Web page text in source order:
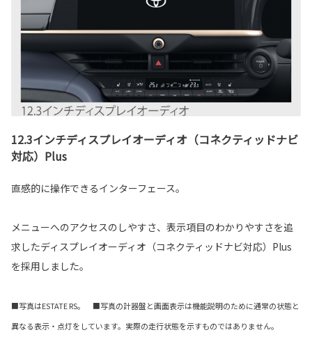
12.3インチディスプレイオーディオ（コネクティッドナビ
対応）Plus
直感的に操作できるインターフェース。
メニューへのアクセスのしやすさ、表示項目のわかりやすさを追
求したディスプレイオーディオ（コネクティッドナビ対応）Plus
を採用しました。
■写真はESTATE RS。 ■写真の計器盤と画面表示は機能説明のために通常の状態と
異なる表示・点灯をしています。実際の走行状態を示すものではありません。